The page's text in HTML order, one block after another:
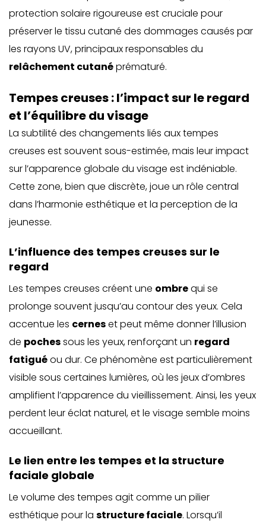
protection solaire rigoureuse est cruciale pour
préserver le tissu cutané des dommages causés par
les rayons UV, principaux responsables du
relâchement cutanéprématuré.
Tempes creuses : l’impact sur le regard
et l’équilibre du visage
La subtilité des changements liés aux tempes
creuses est souvent sous-estimée, mais leur impact
sur l’apparence globale du visage est indéniable.
Cette zone, bien que discrète, joue un rôle central
dans l’harmonie esthétique et la perception de la
jeunesse.
L’influence des tempes creuses sur le
regard
Les tempes creuses créent une ombrequi se
prolonge souvent jusqu’au contour des yeux. Cela
accentue les cerneset peut même donner l’illusion
de pochessous les yeux, renforçant un regard
fatiguéou dur. Ce phénomène est particulièrement
visible sous certaines lumières, où les jeux d’ombres
amplifient l’apparence du vieillissement. Ainsi, les yeux
perdent leur éclat naturel, et le visage semble moins
accueillant.
Le lien entre les tempes et la structure
faciale globale
Le volume des tempes agit comme un pilier
esthétique pour la structure faciale. Lorsqu’il